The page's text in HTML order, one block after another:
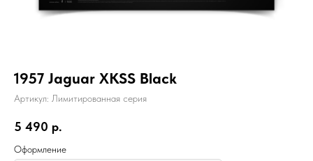
1957 Jaguar XKSS Black
Артикул: Лимитированная серия
5 490 р.
Оформление